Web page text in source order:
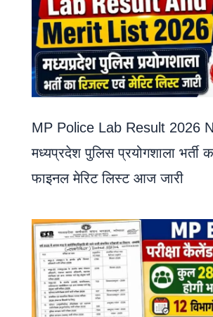
MP Police Lab Result 2026
मध्यप्रदेश पुलिस प्रयोगशाला भर्ती
फाइनल मेरिट लिस्ट आज जारी